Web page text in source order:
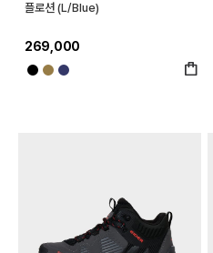
플로션 (L/Blue)
269,000